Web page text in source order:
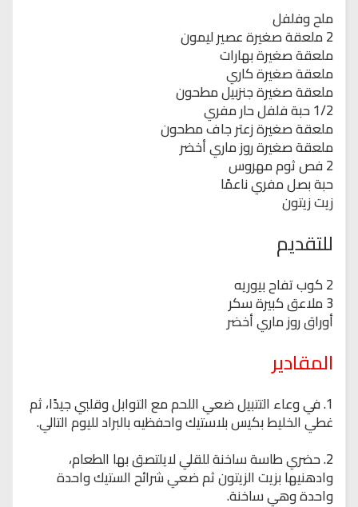
ملح وفلفل
2 ملعقة صغيرة عصير ليمون
ملعقة صغيرة بهارات
ملعقة صغيرة كاري
ملعقة صغيرة جنزبيل مطحون
1/2 حبة فلفل حار مفري
ملعقة صغيرة زعتر جاف مطحون
ملعقة صغيرة روز ماري أخضر
2 فص ثوم مهروس
حبة بصل مفري ناعمًا
زيت زيتون
للتقديم
2 كوب تفاح بيوريه
3 ملاعق كبيرة سكر
أوراق روز ماري أخضر
المقادير
1. في وعاء التتبيل ضعي اللحم مع التوابل وقلبي جيدًا، ثم
غطي الخليط بكيس بلاستيك واحفظيه بالبراد لليوم التالي.
2. حضري طاسة ساخنة للقلي لايلتصق بها الطعام،
وادهنيها بزيت الزيتون ثم ضعي شرائح الستيك واحدة
واحدة وهي ساخنة.